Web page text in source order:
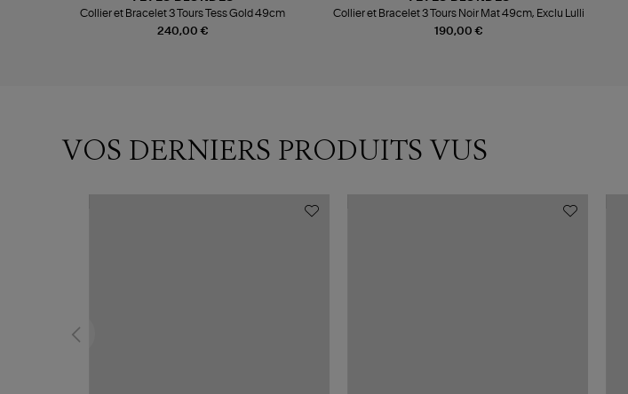
240,00 €
Collier et Bracelet 3 Tours Tess Gold 49cm
190,00 €
Collier et Bracelet 3 Tours Noir Mat 49cm, Exclu Lulli
VOS DERNIERS PRODUITS VUS